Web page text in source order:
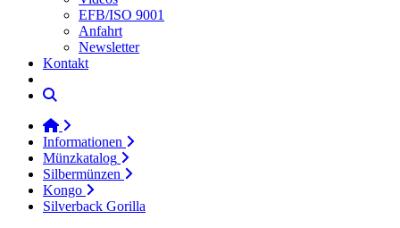
EFB/ISO 9001
Anfahrt
Newsletter
Kontakt
Informationen
Münzkatalog
Silbermünzen
Kongo
Silverback Gorilla